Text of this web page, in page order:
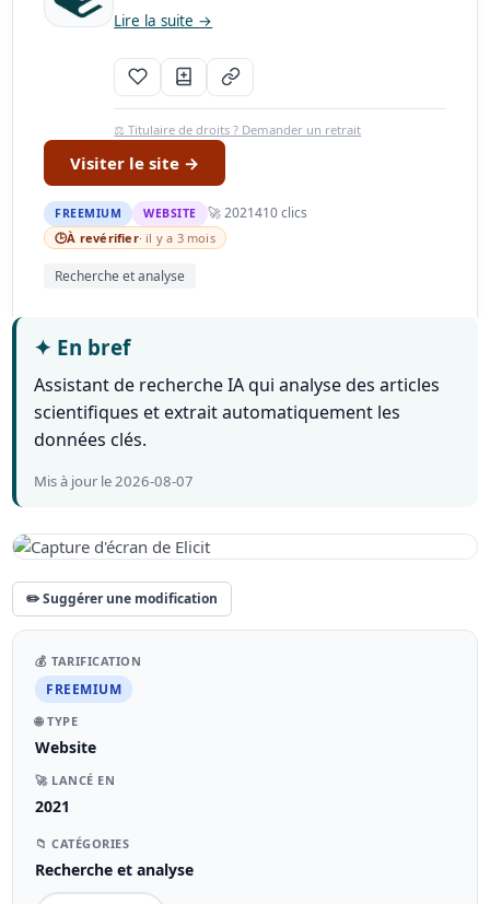
Lire la suite →
⚖️ Titulaire de droits ? Demander un retrait
Visiter le site →
FREEMIUM WEBSITE 🚀 2021410 clics
🕒À revérifier· il y a 3 mois
Recherche et analyse
✦ En bref
Assistant de recherche IA qui analyse des articles
scientifiques et extrait automatiquement les
données clés.
Mis à jour le 2026-08-07
✏️ Suggérer une modification
💰 TARIFICATION
FREEMIUM
🌐 TYPE
Website
🚀 LANCÉ EN
2021
📁 CATÉGORIES
Recherche et analyse